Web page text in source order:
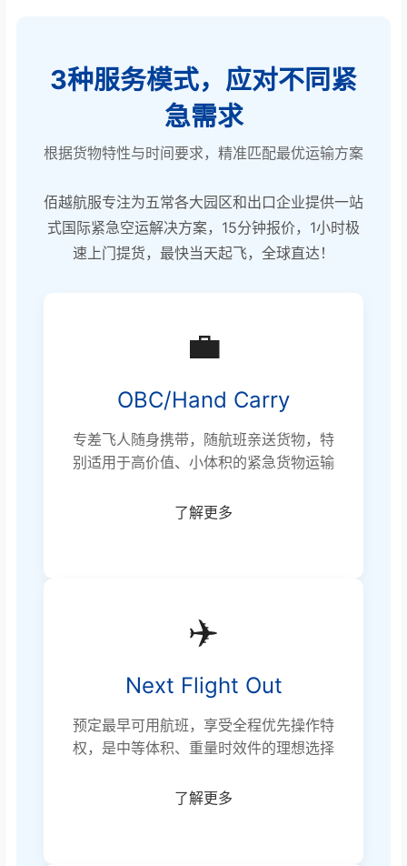
3种服务模式，应对不同紧
急需求
根据货物特性与时间要求，精准匹配最优运输方案
佰越航服专注为五常各大园区和出口企业提供一站
式国际紧急空运解决方案，15分钟报价，1小时极
速上门提货，最快当天起飞，全球直达！
💼
OBC/Hand Carry
专差飞人随身携带，随航班亲送货物，特
别适用于高价值、小体积的紧急货物运输
了解更多
✈️
Next Flight Out
预定最早可用航班，享受全程优先操作特
权，是中等体积、重量时效件的理想选择
了解更多